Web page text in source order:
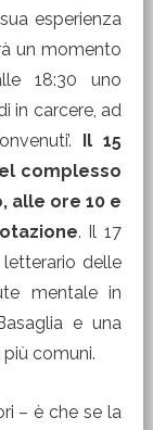
esperienza
un momento
18:30 uno
in carcere, ad
Il 15
complesso
alle ore 10 e
. Il 17
delle
mentale in
e una
comuni.
– è che se la